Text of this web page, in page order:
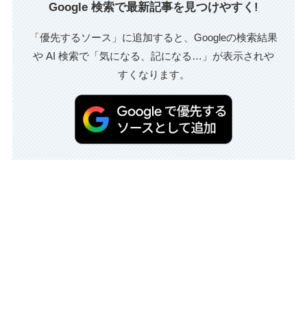
Google 検索で最新記事を見つけやすく!
「優先するソース」に追加すると、Googleの検索結果
や AI 検索で「気になる、記になる…」が表示されや
すくなります。